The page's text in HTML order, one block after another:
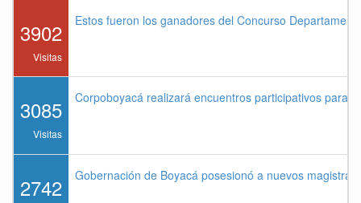
3902
Visitas
Estos fueron los ganadores del Concurso
3085
Visitas
Corpoboyacá realizará encuentros participativos para
2742 Gobernación de Boyacá posesionó a nuevos